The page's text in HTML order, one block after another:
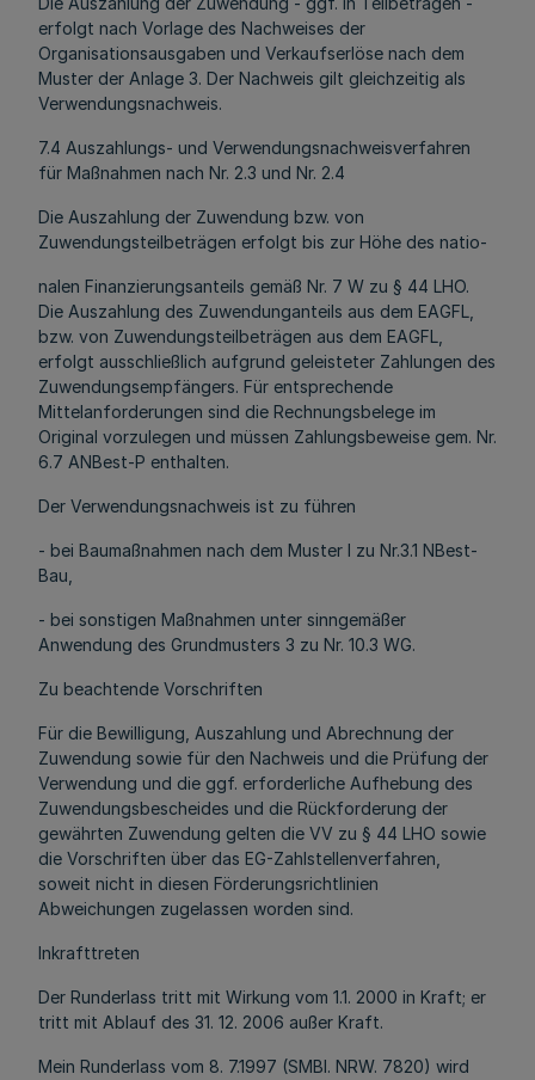
erfolgt nach Vorlage des Nachweises der
Organisationsausgaben und Verkaufserlöse nach dem
Muster der Anlage 3. Der Nachweis gilt gleichzeitig als
Verwendungsnachweis.
7.4 Auszahlungs- und Verwendungsnachweisverfahren
für Maßnahmen nach Nr. 2.3 und Nr. 2.4
Die Auszahlung der Zuwendung bzw. von
Zuwendungsteilbeträgen erfolgt bis zur Höhe des natio-
nalen Finanzierungsanteils gemäß Nr. 7 W zu § 44 LHO.
Die Auszahlung des Zuwendunganteils aus dem EAGFL,
bzw. von Zuwendungsteilbeträgen aus dem EAGFL,
erfolgt ausschließlich aufgrund geleisteter Zahlungen des
Zuwendungsempfängers. Für entsprechende
Mittelanforderungen sind die Rechnungsbelege im
Original vorzulegen und müssen Zahlungsbeweise gem. Nr.
6.7 ANBest-P enthalten.
Der Verwendungsnachweis ist zu führen
- bei Baumaßnahmen nach dem Muster l zu Nr.3.1 NBest-
Bau,
- bei sonstigen Maßnahmen unter sinngemäßer
Anwendung des Grundmusters 3 zu Nr. 10.3 WG.
Zu beachtende Vorschriften
Für die Bewilligung, Auszahlung und Abrechnung der
Zuwendung sowie für den Nachweis und die Prüfung der
Verwendung und die ggf. erforderliche Aufhebung des
Zuwendungsbescheides und die Rückforderung der
gewährten Zuwendung gelten die VV zu § 44 LHO sowie
die Vorschriften über das EG-Zahlstellenverfahren,
soweit nicht in diesen Förderungsrichtlinien
Abweichungen zugelassen worden sind.
Inkrafttreten
Der Runderlass tritt mit Wirkung vom 1.1. 2000 in Kraft; er
tritt mit Ablauf des 31. 12. 2006 außer Kraft.
Mein Runderlass vom 8. 7.1997 (SMBl. NRW. 7820) wird